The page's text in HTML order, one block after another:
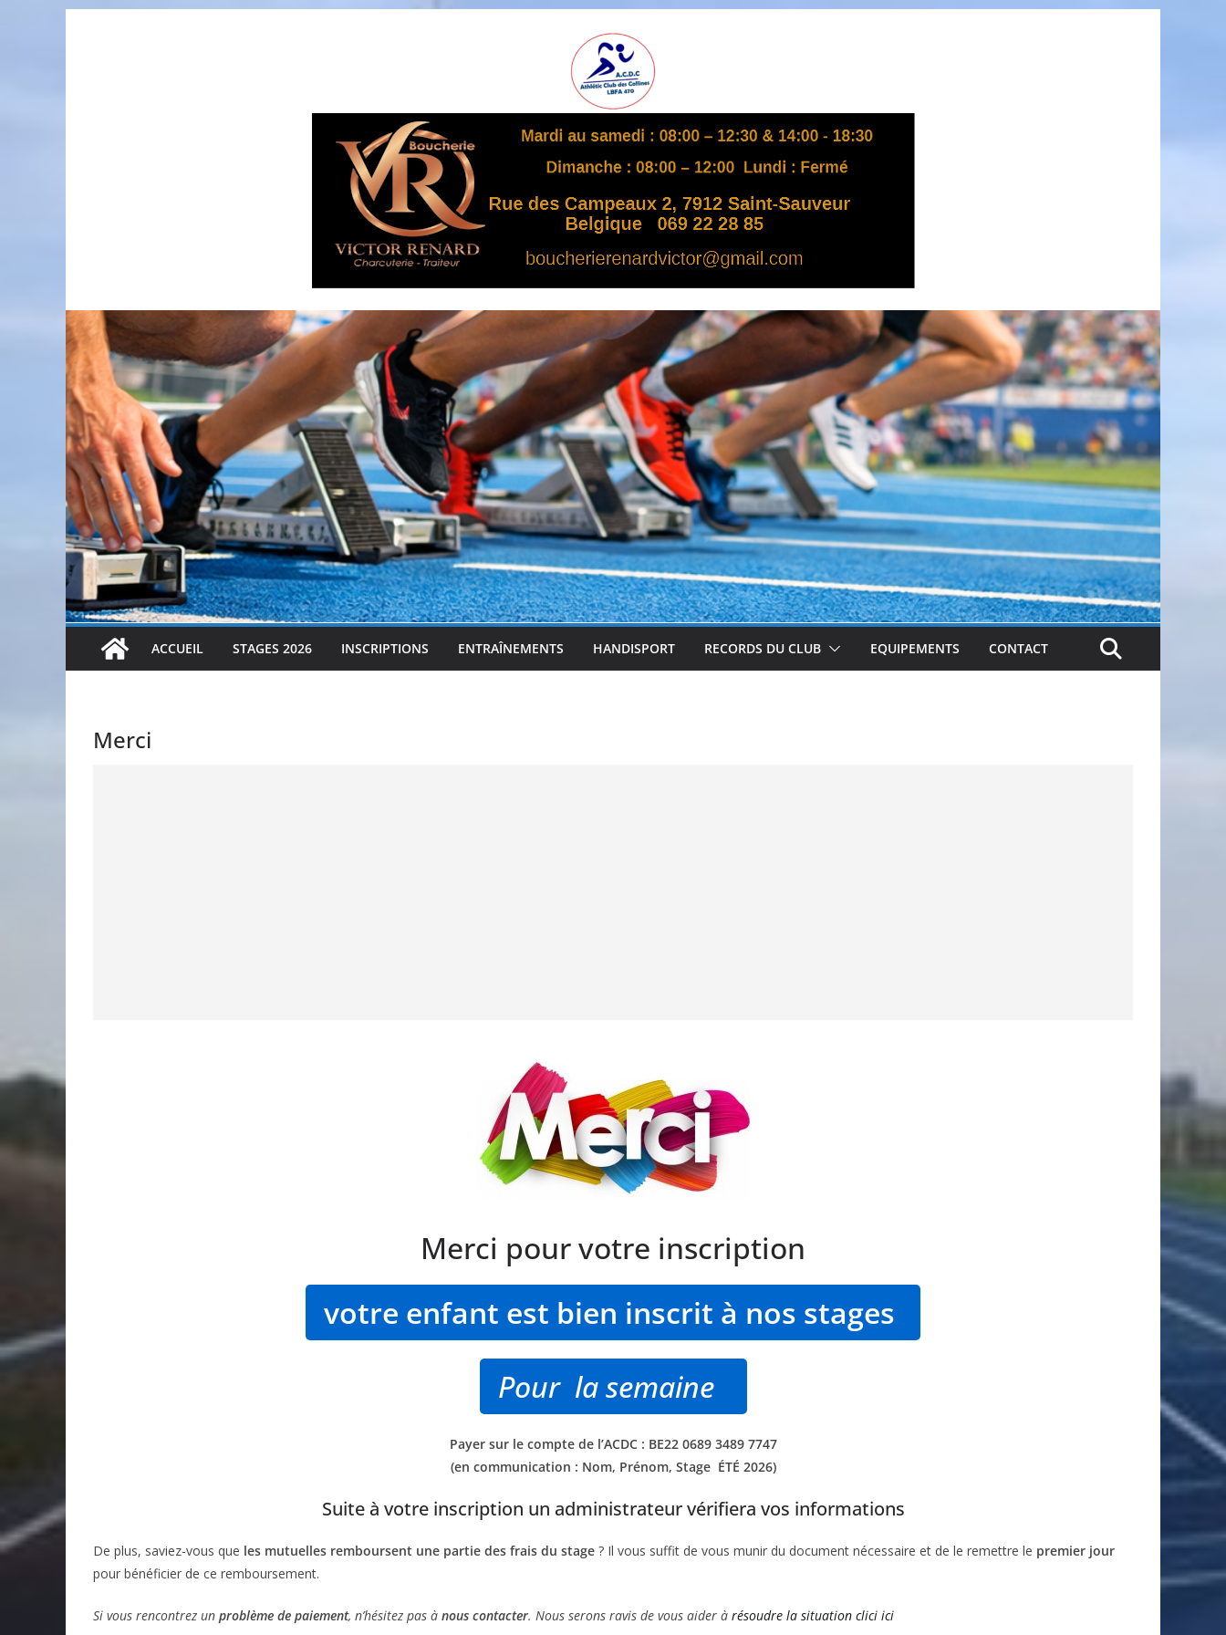
A
S
B
L
L
F
A
4
7
0
ACCUEIL STAGES 2026 INSCRIPTIONS ENTRAÎNEMENTS HANDISPORT RECORDS DU CLUB EQUIPEMENTS CONTACT
Merci
Merci pour votre inscription
votre enfant est bien inscrit à nos stages
Pour la semaine
Payer sur le compte de l’ACDC : BE22 0689 3489 7747
(en communication : Nom, Prénom, Stage ÉTÉ 2026)
Suite à votre inscription un administrateur vérifiera vos informations
De plus, saviez-vous que les mutuelles remboursent une partie des frais du stage ? Il vous suffit de vous munir du document nécessaire et de le remettre le premier jour
pour bénéficier de ce remboursement.
Si vous rencontrez un problème de paiement, n’hésitez pas à nous contacter. Nous serons ravis de vous aider à résoudre la situation clici ici